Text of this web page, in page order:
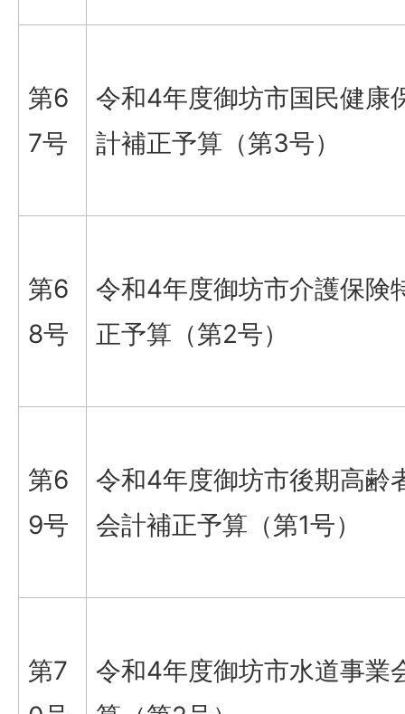
第6
7号
令和4年度御坊市国民健康
計補正予算（第3号）
第6
8号
令和4年度御坊市介護保険
正予算（第2号）
第6
9号
令和4年度御坊市後期高齢
会計補正予算（第1号）
第7
令和4年度御坊市水道事業